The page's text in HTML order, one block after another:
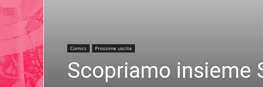
Comics Prossime uscite
Scopriamo insieme